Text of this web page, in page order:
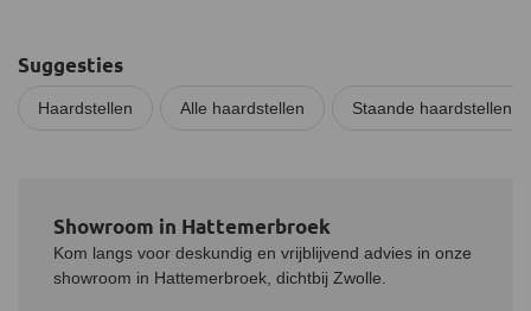
Suggesties
Haardstellen Alle haardstellen Staande haardstellen
Showroom in Hattemerbroek
Kom langs voor deskundig en vrijblijvend advies in onze
showroom in Hattemerbroek, dichtbij Zwolle.